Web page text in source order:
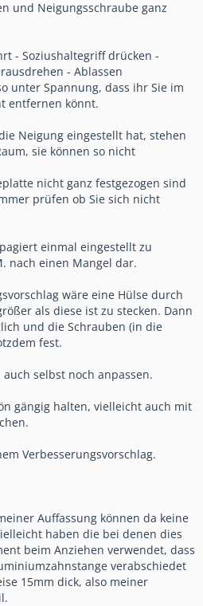
und Neigungsschraube ganz
- Soziushaltegriff drücken -
- Ablassen
unter Spannung, dass ihr Sie im
entfernen könnt.
Neigung eingestellt hat, stehen
sie können so nicht
nicht ganz festgezogen sind
prüfen ob Sie sich nicht
einmal eingestellt zu
nach einen Mangel dar.
wäre eine Hülse durch
als diese ist zu stecken. Dann
und die Schrauben (in die
fest.
selbst noch anpassen.
gängig halten, vielleicht auch mit
Verbesserungsvorschlag.
Auffassung können da keine
haben die bei denen dies
beim Anziehen verwendet, dass
verabschiedet
15mm dick, also meiner